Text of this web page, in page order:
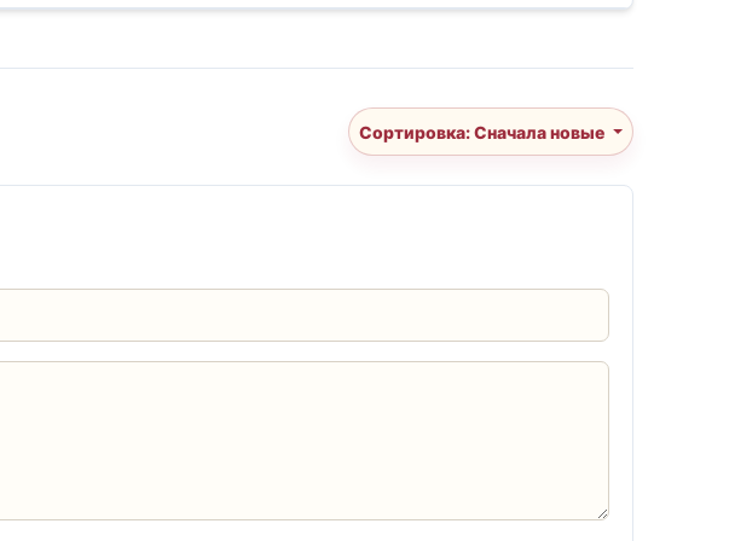
Сортировка: Сначала новые